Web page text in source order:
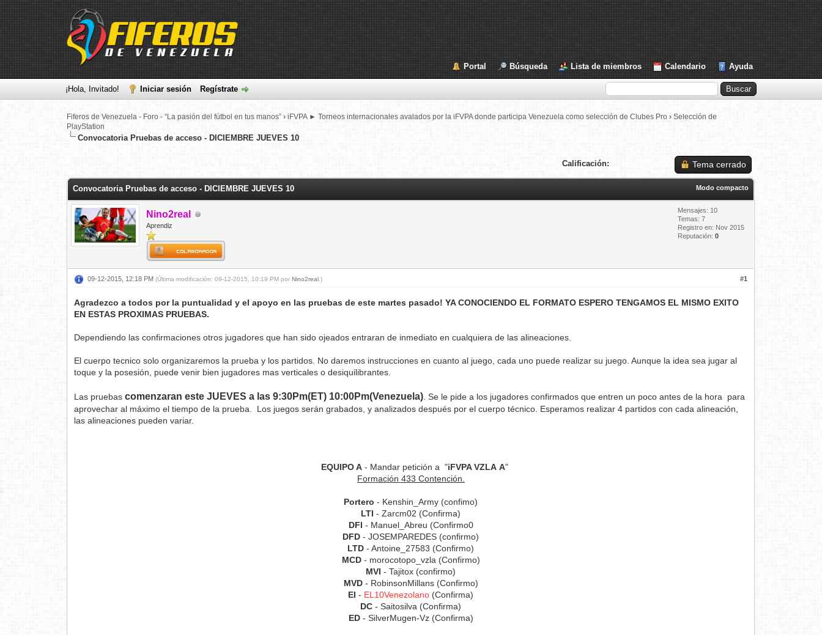
Portal Búsqueda Lista de miembros Calendario Ayuda
¡Hola, Invitado! Iniciar sesión Regístrate
Fiferos de Venezuela - Foro - “La pasión del fútbol en tus manos” ›iFVPA ► Torneos internacionales avalados por la iFVPA donde participa Venezuela como selección de Clubes Pro ›Selección de
PlayStation
Convocatoria Pruebas de acceso - DICIEMBRE JUEVES 10
Tema cerrado
Calificación:
Modo compacto
Convocatoria Pruebas de acceso - DICIEMBRE JUEVES 10
Nino2real
Aprendiz
Mensajes: 10
Temas: 7
Registro en: Nov 2015
Reputación:0
#1
09-12-2015, 12:18 PM(Última modificación: 09-12-2015, 10:19 PM porNino2real .)
Agradezco a todos por la puntualidad y el apoyo en las pruebas de este martes pasado! YA CONOCIENDO EL FORMATO ESPERO TENGAMOS EL MISMO EXITO
EN ESTAS PROXIMAS PRUEBAS.
Dependiendo las confirmaciones otros jugadores que han sido ojeados entraran de inmediato en cualquiera de las alineaciones.
El cuerpo tecnico solo organizaremos la prueba y los partidos. No daremos instrucciones en cuanto al juego, cada uno puede realizar su juego. Aunque la idea sea jugar al
toque y la posesión, puede venir bien jugadores mas verticales o desiquilibrantes.
Las pruebascomenzaran este JUEVES a las 9:30Pm(ET) 10:00Pm(Venezuela) . Se le pide a los jugadores confirmados que entren un poco antes de la hora para
aprovechar al máximo el tiempo de la prueba. Los juegos serán grabados, y analizados después por el cuerpo técnico. Esperamos realizar 4 partidos con cada alineación,
las alineaciones pueden variar.
EQUIPO A- Mandar petición a "iFVPA VZLA A"
Formación 433 Contención.
Portero - Kenshin_Army (confimo)
LTI- Zarcm02 (Confirma)
DFI - Manuel_Abreu (Confirmo0
DFD - JOSEMPAREDES (confirmo)
LTD - Antoine_27583 (Confirmo)
MCD- morocotopo_vzla (Confirmo)
MVI - Tajitox (confirmo)
MVD- RobinsonMillans (Confirmo)
EI - EL10Venezolano (Confirma)
DC - Saitosilva (Confirma)
ED- SilverMugen-Vz (Confirma)